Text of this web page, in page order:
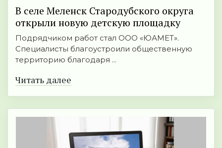
В селе Меленск Стародубского округа
открыли новую детскую площадку
Подрядчиком работ стал ООО «ЮАМЕТ».
Специалисты благоустроили общественную
территорию благодаря ...
Читать далее